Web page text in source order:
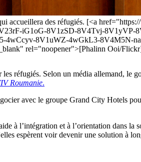
accueillera des réfugiés. [<a
iG1oG-8V1zSD-8V4Tvj-
8V1uWZ-4wGkL3-8V4M5N-
rel="noopener">[Phalinn Ooi/
réfugiés. Selon un média allemand, le
Roumanie.
avec le groupe Grand City Hotels
à l’intégration et à l’orientation dans
espèrent voir devenir une solution à